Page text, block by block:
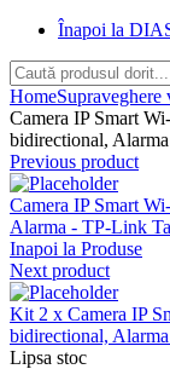
Înapoi la
HomeSupraveghere
Camera IP Smart
bidirectional,
Previous product
Camera IP Smart
Alarma - TP-Link
Inapoi la Produse
Next product
Kit 2 x Camera IP
bidirectional,
Lipsa stoc